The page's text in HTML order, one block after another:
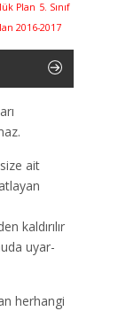
Plan 5. Sınıf
2016-2017
ait
kaldırılır
uyar-
herhangi